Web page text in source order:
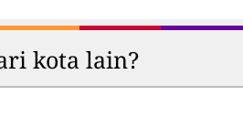
kota lain?